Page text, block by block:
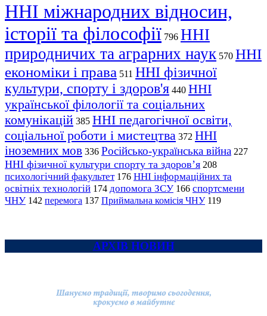
ННІ міжнародних відносин,
історії та філософії 796 ННІ
природничих та аграрних наук 570 ННІ
економіки і права 511 ННІ фізичної
культури, спорту і здоров'я 440 ННІ
української філології та соціальних
комунікацій 385 ННІ педагогічної освіти,
соціальної роботи і мистецтва 372 ННІ
іноземних мов 336 Російсько-українська війна 227
ННІ фізичної культури спорту та здоров’я 208
психологічний факультет 176 ННІ інформаційних та
освітніх технологій 174 допомога ЗСУ 166 спортсмени
ЧНУ 142 перемога 137 Приймальна комісія ЧНУ 119
АРХІВ НОВИН